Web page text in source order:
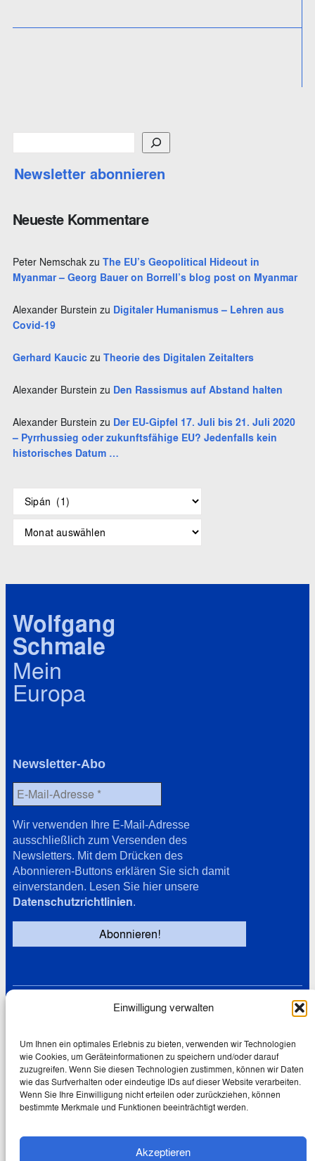
Einwilligung verwalten
Um Ihnen ein optimales Erlebnis zu bieten, verwenden wir Technologien
wie Cookies, um Geräteinformationen zu speichern und/oder darauf
zuzugreifen. Wenn Sie diesen Technologien zustimmen, können wir Daten
wie das Surfverhalten oder eindeutige IDs auf dieser Website verarbeiten.
Wenn Sie Ihre Einwilligung nicht erteilen oder zurückziehen, können
bestimmte Merkmale und Funktionen beeinträchtigt werden.
Akzeptieren
u
c
n
Newsletter abonnieren
Neueste Kommentare
Peter Nemschak zu The EU’s Geopolitical Hideout in
Myanmar – Georg Bauer on Borrell’s blog post on Myanmar
Alexander Burstein zu Digitaler Humanismus – Lehren aus
Covid-19
Gerhard Kaucic zu Theorie des Digitalen Zeitalters
Alexander Burstein zu Den Rassismus auf Abstand halten
Alexander Burstein zu Der EU-Gipfel 17. Juli bis 21. Juli 2020
– Pyrrhussieg oder zukunftsfähige EU? Jedenfalls kein
historisches Datum …
h
w
r
e
r
i
Wolfgang
Schmale
Mein
Europa
Newsletter-Abo
Wir verwenden Ihre E-Mail-Adresse
ausschließlich zum Versenden des
Newsletters. Mit dem Drücken des
Abonnieren-Buttons erklären Sie sich damit
einverstanden. Lesen Sie hier unsere
Datenschutzrichtlinien.
Cookie-Richtlinie (EU)
Impressum
© 2026 Wolfgang Schmale
Creative Commons Lizenz: